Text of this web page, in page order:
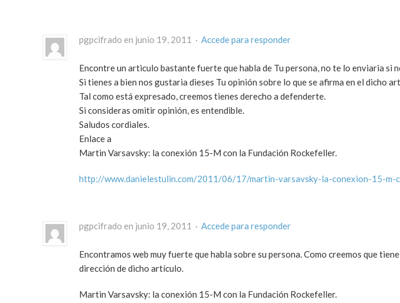
pgpcifrado en junio 19, 2011 · Accede para responder
Encontre un articulo bastante fuerte que habla de Tu persona, no te lo enviaria si
Si tienes a bien nos gustaria dieses Tu opinión sobre lo que se afirma en el dicho
Tal como está expresado, creemos tienes derecho a defenderte.
Si consideras omitir opinión, es entendible.
Saludos cordiales.
Enlace a
Martin Varsavsky: la conexión 15-M con la Fundación Rockefeller.
http://www.danielestulin.com/2011/06/17/martin-varsavsky-la-conexion-15-
pgpcifrado en junio 19, 2011 · Accede para responder
Encontramos web muy fuerte que habla sobre su persona. Como creemos que
dirección de dicho artículo.
Martin Varsavsky: la conexión 15-M con la Fundación Rockefeller.